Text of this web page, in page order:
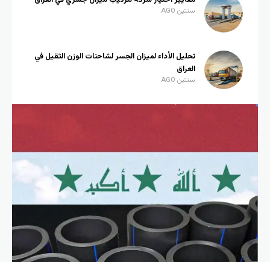
سنتين AGO
تحليل الأداء لميزان الجسر لشاحنات الوزن الثقيل في
العراق
سنتين AGO